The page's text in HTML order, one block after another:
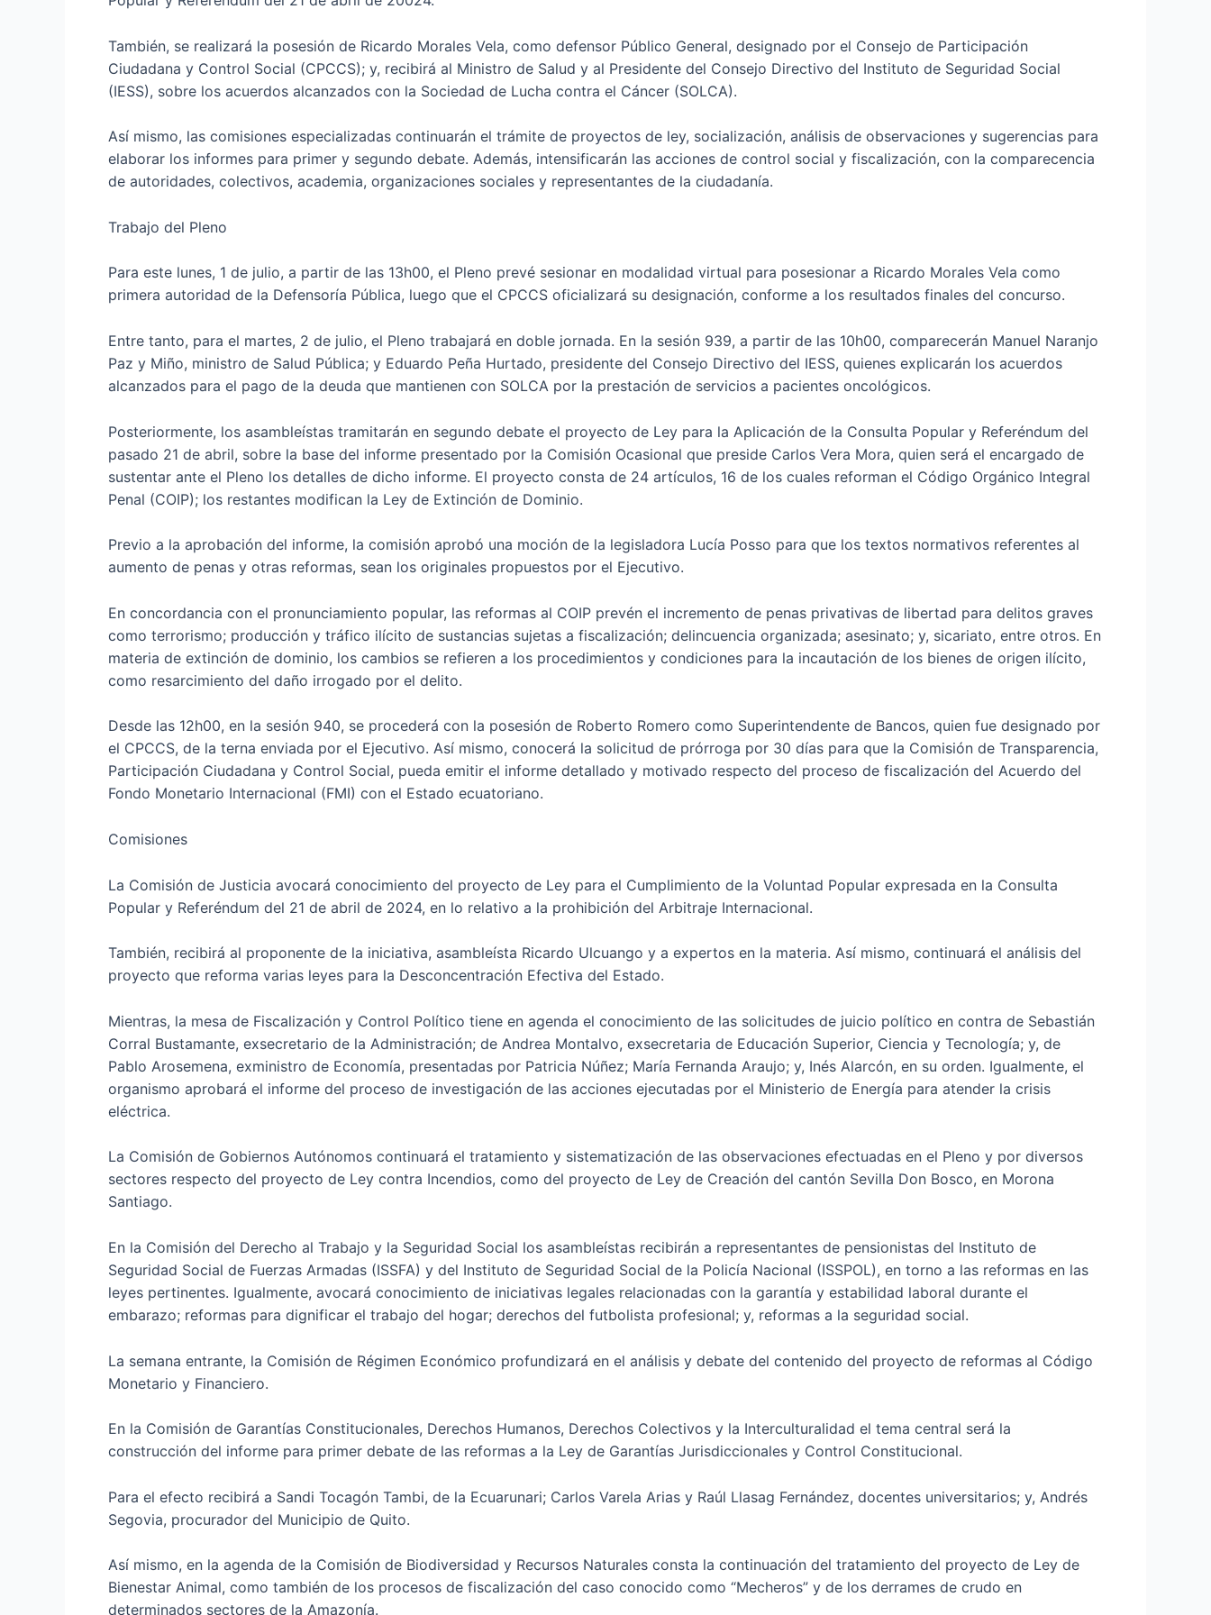
También, se realizará la posesión de Ricardo Morales Vela, como defensor Público General, designado por el Consejo de Participación
Ciudadana y Control Social (CPCCS); y, recibirá al Ministro de Salud y al Presidente del Consejo Directivo del Instituto de Seguridad Social
(IESS), sobre los acuerdos alcanzados con la Sociedad de Lucha contra el Cáncer (SOLCA).
Así mismo, las comisiones especializadas continuarán el trámite de proyectos de ley, socialización, análisis de observaciones y sugerencias para
elaborar los informes para primer y segundo debate. Además, intensificarán las acciones de control social y fiscalización, con la comparecencia
de autoridades, colectivos, academia, organizaciones sociales y representantes de la ciudadanía.
Trabajo del Pleno
Para este lunes, 1 de julio, a partir de las 13h00, el Pleno prevé sesionar en modalidad virtual para posesionar a Ricardo Morales Vela como
primera autoridad de la Defensoría Pública, luego que el CPCCS oficializará su designación, conforme a los resultados finales del concurso.
Entre tanto, para el martes, 2 de julio, el Pleno trabajará en doble jornada. En la sesión 939, a partir de las 10h00, comparecerán Manuel Naranjo
Paz y Miño, ministro de Salud Pública; y Eduardo Peña Hurtado, presidente del Consejo Directivo del IESS, quienes explicarán los acuerdos
alcanzados para el pago de la deuda que mantienen con SOLCA por la prestación de servicios a pacientes oncológicos.
Posteriormente, los asambleístas tramitarán en segundo debate el proyecto de Ley para la Aplicación de la Consulta Popular y Referéndum del
pasado 21 de abril, sobre la base del informe presentado por la Comisión Ocasional que preside Carlos Vera Mora, quien será el encargado de
sustentar ante el Pleno los detalles de dicho informe. El proyecto consta de 24 artículos, 16 de los cuales reforman el Código Orgánico Integral
Penal (COIP); los restantes modifican la Ley de Extinción de Dominio.
Previo a la aprobación del informe, la comisión aprobó una moción de la legisladora Lucía Posso para que los textos normativos referentes al
aumento de penas y otras reformas, sean los originales propuestos por el Ejecutivo.
En concordancia con el pronunciamiento popular, las reformas al COIP prevén el incremento de penas privativas de libertad para delitos graves
como terrorismo; producción y tráfico ilícito de sustancias sujetas a fiscalización; delincuencia organizada; asesinato; y, sicariato, entre otros. En
materia de extinción de dominio, los cambios se refieren a los procedimientos y condiciones para la incautación de los bienes de origen ilícito,
como resarcimiento del daño irrogado por el delito.
Desde las 12h00, en la sesión 940, se procederá con la posesión de Roberto Romero como Superintendente de Bancos, quien fue designado por
el CPCCS, de la terna enviada por el Ejecutivo. Así mismo, conocerá la solicitud de prórroga por 30 días para que la Comisión de Transparencia,
Participación Ciudadana y Control Social, pueda emitir el informe detallado y motivado respecto del proceso de fiscalización del Acuerdo del
Fondo Monetario Internacional (FMI) con el Estado ecuatoriano.
Comisiones
La Comisión de Justicia avocará conocimiento del proyecto de Ley para el Cumplimiento de la Voluntad Popular expresada en la Consulta
Popular y Referéndum del 21 de abril de 2024, en lo relativo a la prohibición del Arbitraje Internacional.
También, recibirá al proponente de la iniciativa, asambleísta Ricardo Ulcuango y a expertos en la materia. Así mismo, continuará el análisis del
proyecto que reforma varias leyes para la Desconcentración Efectiva del Estado.
Mientras, la mesa de Fiscalización y Control Político tiene en agenda el conocimiento de las solicitudes de juicio político en contra de Sebastián
Corral Bustamante, exsecretario de la Administración; de Andrea Montalvo, exsecretaria de Educación Superior, Ciencia y Tecnología; y, de
Pablo Arosemena, exministro de Economía, presentadas por Patricia Núñez; María Fernanda Araujo; y, Inés Alarcón, en su orden. Igualmente, el
organismo aprobará el informe del proceso de investigación de las acciones ejecutadas por el Ministerio de Energía para atender la crisis
eléctrica.
La Comisión de Gobiernos Autónomos continuará el tratamiento y sistematización de las observaciones efectuadas en el Pleno y por diversos
sectores respecto del proyecto de Ley contra Incendios, como del proyecto de Ley de Creación del cantón Sevilla Don Bosco, en Morona
Santiago.
En la Comisión del Derecho al Trabajo y la Seguridad Social los asambleístas recibirán a representantes de pensionistas del Instituto de
Seguridad Social de Fuerzas Armadas (ISSFA) y del Instituto de Seguridad Social de la Policía Nacional (ISSPOL), en torno a las reformas en las
leyes pertinentes. Igualmente, avocará conocimiento de iniciativas legales relacionadas con la garantía y estabilidad laboral durante el
embarazo; reformas para dignificar el trabajo del hogar; derechos del futbolista profesional; y, reformas a la seguridad social.
La semana entrante, la Comisión de Régimen Económico profundizará en el análisis y debate del contenido del proyecto de reformas al Código
Monetario y Financiero.
En la Comisión de Garantías Constitucionales, Derechos Humanos, Derechos Colectivos y la Interculturalidad el tema central será la
construcción del informe para primer debate de las reformas a la Ley de Garantías Jurisdiccionales y Control Constitucional.
Para el efecto recibirá a Sandi Tocagón Tambi, de la Ecuarunari; Carlos Varela Arias y Raúl Llasag Fernández, docentes universitarios; y, Andrés
Segovia, procurador del Municipio de Quito.
Así mismo, en la agenda de la Comisión de Biodiversidad y Recursos Naturales consta la continuación del tratamiento del proyecto de Ley de
Bienestar Animal, como también de los procesos de fiscalización del caso conocido como “Mecheros” y de los derrames de crudo en
determinados sectores de la Amazonía.